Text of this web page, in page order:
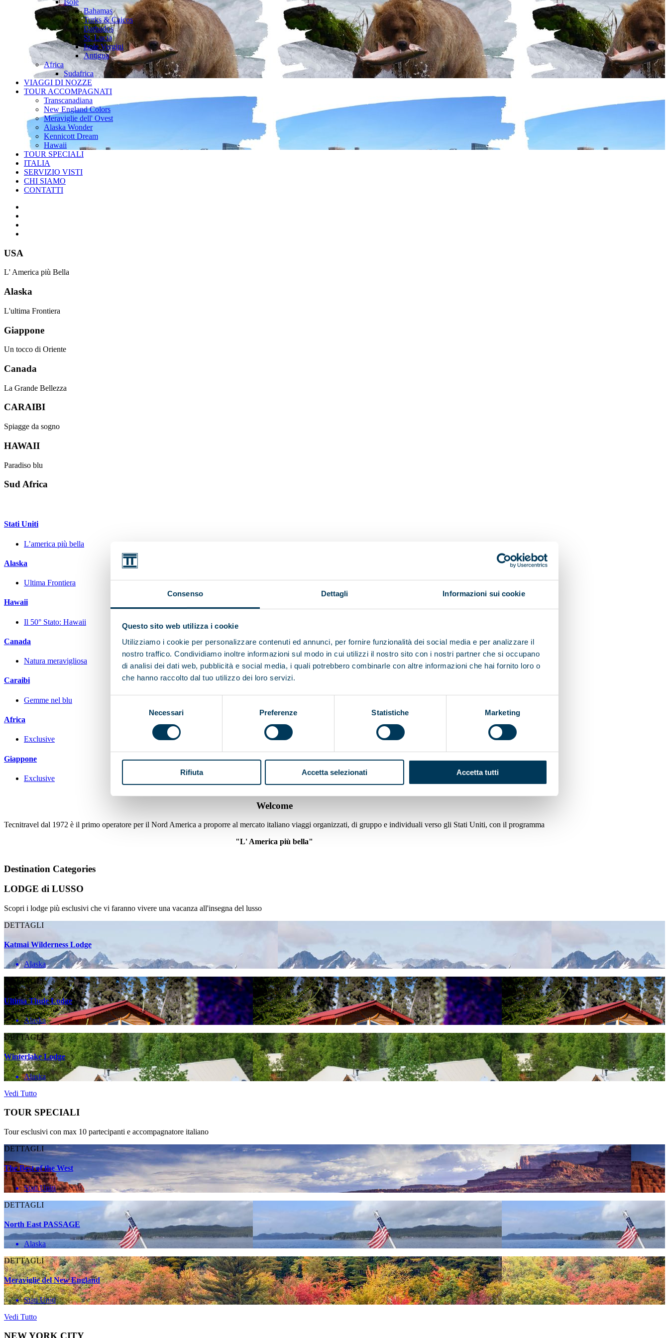
Consenso Dettagli Informazioni sui cookie
Questo sito web utilizza i cookie
Utilizziamo i cookie per personalizzare contenuti ed annunci, per fornire funzionalità dei social media e per analizzare il
nostro traffico. Condividiamo inoltre informazioni sul modo in cui utilizzi il nostro sito con i nostri partner che si occupano
di analisi dei dati web, pubblicità e social media, i quali potrebbero combinarle con altre informazioni che hai fornito loro o
che hanno raccolto dal tuo utilizzo dei loro servizi.
Necessari Preferenze Statistiche Marketing
Rifiuta Accetta selezionati Accetta tutti
Isole
Bahamas
Turks & Caicos
Barbados
St. Lucia
Isole Vergini
Antigua
Africa
Sudafrica
VIAGGI DI NOZZE
TOUR ACCOMPAGNATI
Transcanadiana
New England Colors
Meraviglie dell' Ovest
Alaska Wonder
Kennicott Dream
Hawaii
TOUR SPECIALI
ITALIA
SERVIZIO VISTI
CHI SIAMO
CONTATTI
USA
L' America più Bella
Alaska
L'ultima Frontiera
Giappone
Un tocco di Oriente
Canada
La Grande Bellezza
CARAIBI
Spiagge da sogno
HAWAII
Paradiso blu
Sud Africa
Stati Uniti
L’america più bella
Alaska
Ultima Frontiera
Hawaii
Il 50° Stato: Hawaii
Canada
Natura meravigliosa
Caraibi
Gemme nel blu
Africa
Exclusive
Giappone
Exclusive
Welcome
Tecnitravel dal 1972 è il primo operatore per il Nord America a proporre al mercato italiano viaggi organizzati, di gruppo e individuali verso gli Stati Uniti, con il programma
"L' America più bella"
Destination Categories
LODGE di LUSSO
Scopri i lodge più esclusivi che vi faranno vivere una vacanza all'insegna del lusso
DETTAGLI
Katmai Wilderness Lodge
Alaska
DETTAGLI
Ultima Thule Lodge
Alaska
DETTAGLI
Winterlake Lodge
Alaska
Vedi Tutto
TOUR SPECIALI
Tour esclusivi con max 10 partecipanti e accompagnatore italiano
DETTAGLI
The Best of the West
Stati Uniti
DETTAGLI
North East PASSAGE
Alaska
DETTAGLI
Meraviglie del New England
Stati Uniti
Vedi Tutto
NEW YORK CITY